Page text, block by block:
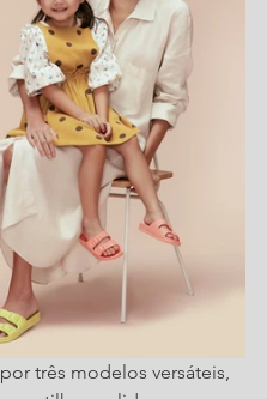
três modelos versáteis,